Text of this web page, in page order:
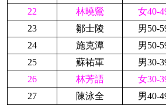
22
林曉鶯
女40-
23
鄒士陵
男50-
24
施克潭
男50-
25
蘇祐軍
男30-
26
林芳語
女30-
27
陳泳全
男40-